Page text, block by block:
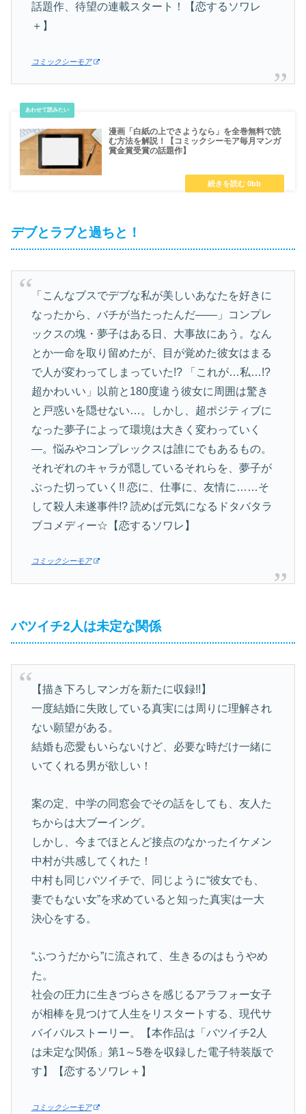
話題作、待望の連載スタート！【恋するソワレ
＋】
コミックシーモア
漫画「白紙の上でさようなら」を全巻無料で読
む方法を解説！【コミックシーモア毎月マンガ
賞金賞受賞の話題作】
デブとラブと過ちと！
「こんなブスでデブな私が美しいあなたを好きに
なったから、バチが当たったんだ――」コンプレ
ックスの塊・夢子はある日、大事故にあう。なん
とか一命を取り留めたが、目が覚めた彼女はまる
で人が変わってしまっていた!? 「これが…私…!?
超かわいい」以前と180度違う彼女に周囲は驚き
と戸惑いを隠せない…。しかし、超ポジティブに
なった夢子によって環境は大きく変わっていく
―。悩みやコンプレックスは誰にでもあるもの。
それぞれのキャラが隠しているそれらを、夢子が
ぶった切っていく!! 恋に、仕事に、友情に……そ
して殺人未遂事件!? 読めば元気になるドタバタラ
ブコメディー☆【恋するソワレ】
コミックシーモア
バツイチ2人は未定な関係
【描き下ろしマンガを新たに収録!!】
一度結婚に失敗している真実には周りに理解され
ない願望がある。
結婚も恋愛もいらないけど、必要な時だけ一緒に
いてくれる男が欲しい！
案の定、中学の同窓会でその話をしても、友人た
ちからは大ブーイング。
しかし、今までほとんど接点のなかったイケメン
中村が共感してくれた！
中村も同じバツイチで、同じように“彼女でも、
妻でもない女”を求めていると知った真実は一大
決心をする。
“ふつうだから”に流されて、生きるのはもうやめ
た。
社会の圧力に生きづらさを感じるアラフォー女子
が相棒を見つけて人生をリスタートする、現代サ
バイバルストーリー。【本作品は「バツイチ2人
は未定な関係」第1～5巻を収録した電子特装版で
す】【恋するソワレ＋】
コミックシーモア